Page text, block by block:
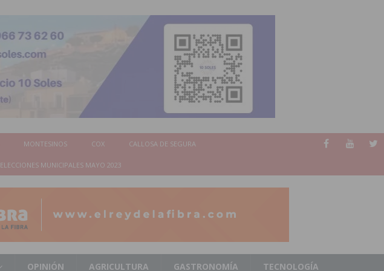
MONTESINOS COX CALLOSA DE SEGURA
ELECCIONES MUNICIPALES MAYO 2023
OPINIÓN AGRICULTURA GASTRONOMÍA TECNOLOGÍA